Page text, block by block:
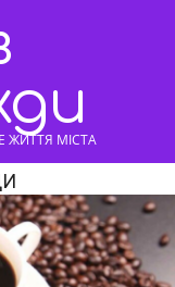
ЖИТТЯ МІСТА